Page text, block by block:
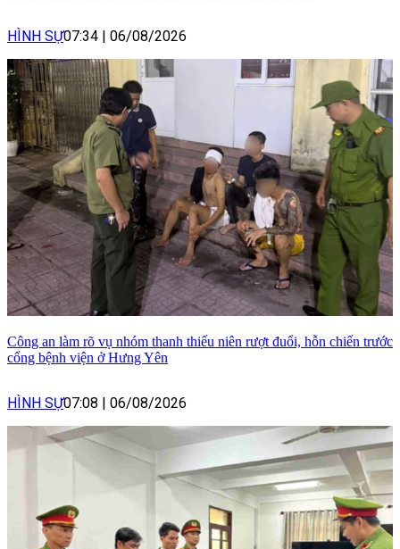
HÌNH SỰ07:34 | 06/08/2026
Công an làm rõ vụ nhóm thanh thiếu niên rượt đuổi, hỗn chiến trước
cổng bệnh viện ở Hưng Yên
HÌNH SỰ07:08 | 06/08/2026